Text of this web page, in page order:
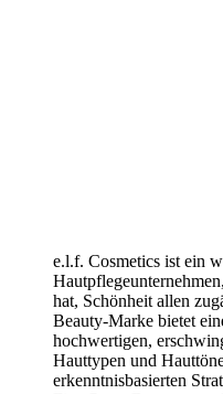
e.l.f. Cosmetics ist ein
hat, Schönheit allen
Beauty-Marke bietet
hochwertigen,
Hauttypen und
erkenntnisbasierten